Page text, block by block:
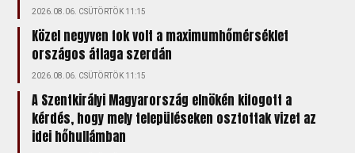
2026.08.06. CSÜTÖRTÖK 11:15
Közel negyven fok volt a maximumhőmérséklet
országos átlaga szerdán
2026.08.06. CSÜTÖRTÖK 11:15
A Szentkirályi Magyarország elnökén kifogott a
kérdés, hogy mely településeken osztottak vizet az
idei hőhullámban